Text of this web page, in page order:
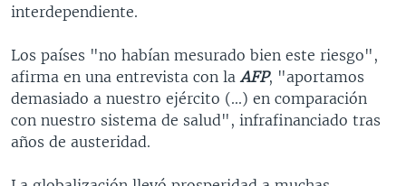
DEPORTIVO INTERNACIONAL
NOTA ECONÓMICA
ENTRETENIMIENTO
interdependiente.
Los países "no habían mesurado bien este riesgo",
afirma en una entrevista con la AFP, "aportamos
demasiado a nuestro ejército (...) en comparación
con nuestro sistema de salud", infrafinanciado tras
años de austeridad.